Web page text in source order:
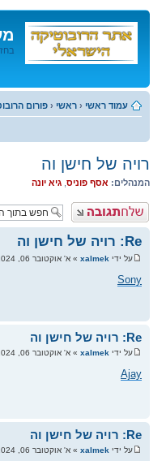
לתוכן
עמוד ראשי ‹ ראשי ‹ פורום
רויה של חישן וה
המנהלים: אסף פוניס גיא יונה
פרסם תגובה
Re: רויה של חישן וה
על ידי xalmek » א' אוקטובר 06, 2024 2:30 am
Sony
Re: רויה של חישן וה
על ידי xalmek » א' אוקטובר 06, 2024 2:31 am
Ajay
Re: רויה של חישן וה
על ידי xalmek » א' אוקטובר 06, 2024 2:32 am